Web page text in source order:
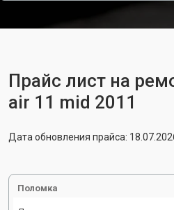
Прайс лист на
air 11 mid 2011
Дата обновления прайса:
Поломка